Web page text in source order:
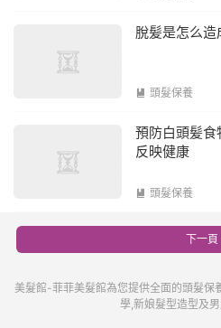
脫髪是怎么
 頭髮保養
預防白頭髪食
反映健康
 頭髮保養
下一頁
美髮館-菲菲美髮館為您提供全面的頭髮保
學,新娘髮型造型及男